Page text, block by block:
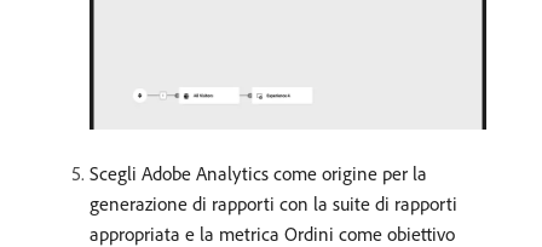
Scegli Adobe Analytics come origine per la
generazione di rapporti con la suite di rapporti
appropriata e la metrica Ordini come obiettivo